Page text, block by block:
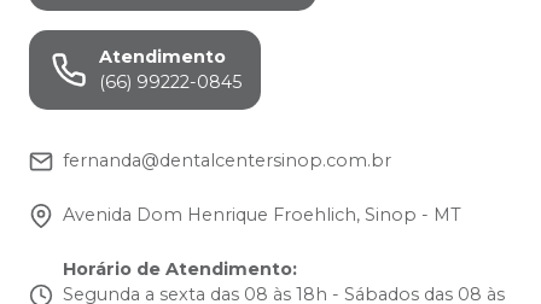
Atendimento
(66) 99222-0845
fernanda@dentalcentersinop.com.br
Avenida Dom Henrique Froehlich, Sinop - MT
Horário de Atendimento:
Segunda a sexta das 08 às 18h - Sábados das 08 às